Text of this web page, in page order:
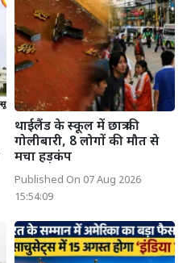
थाईलैंड के स्कूल में छात्र की
गोलीबारी, 8 लोगों की मौत से
मचा हड़कंप
Published On 07 Aug 2026
15:54:09